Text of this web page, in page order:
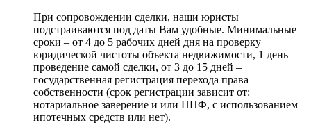
При сопровождении сделки, наши юристы
подстраиваются под даты Вам удобные. Минимальные
сроки – от 4 до 5 рабочих дней дня на проверку
юридической чистоты объекта недвижимости, 1 день –
проведение самой сделки, от 3 до 15 дней –
государственная регистрация перехода права
собственности (срок регистрации зависит от:
нотариальное заверение и или ППФ, с использованием
ипотечных средств или нет).